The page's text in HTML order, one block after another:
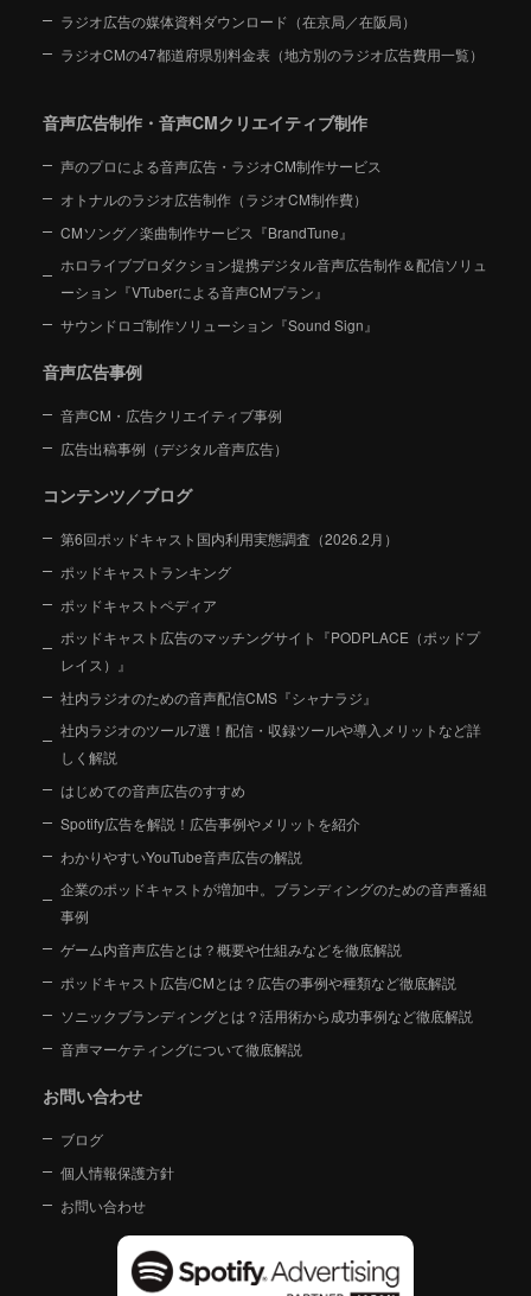
ラジオ広告の媒体資料ダウンロード（在京局／在阪局）
ラジオCMの47都道府県別料金表（地方別のラジオ広告費用一覧）
音声広告制作・音声CMクリエイティブ制作
声のプロによる音声広告・ラジオCM制作サービス
オトナルのラジオ広告制作（ラジオCM制作費）
CMソング／楽曲制作サービス『BrandTune』
ホロライブプロダクション提携デジタル音声広告制作＆配信ソリュ
ーション 『VTuberによる音声CMプラン』
サウンドロゴ制作ソリューション『Sound Sign』
音声広告事例
音声CM・広告クリエイティブ事例
広告出稿事例（デジタル音声広告）
コンテンツ／ブログ
第6回ポッドキャスト国内利用実態調査（2026.2月）
ポッドキャストランキング
ポッドキャストペディア
ポッドキャスト広告のマッチングサイト『PODPLACE（ポッドプ
レイス）』
社内ラジオのための音声配信CMS『シャナラジ』
社内ラジオのツール7選！配信・収録ツールや導入メリットなど詳
しく解説
はじめての音声広告のすすめ
Spotify広告を解説！広告事例やメリットを紹介
わかりやすいYouTube音声広告の解説
企業のポッドキャストが増加中。ブランディングのための音声番組
事例
ゲーム内音声広告とは？概要や仕組みなどを徹底解説
ポッドキャスト広告/CMとは？広告の事例や種類など徹底解説
ソニックブランディングとは？活用術から成功事例など徹底解説
音声マーケティングについて徹底解説
お問い合わせ
ブログ
個人情報保護方針
お問い合わせ